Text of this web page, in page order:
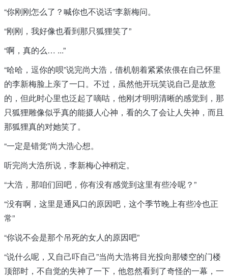
“你刚刚怎么了？喊你也不说话”李新梅问。
“刚刚，我好像也看到那只狐狸笑了”
“啊，真的么… ...”
“哈哈，逗你的呗”说完尚大浩，借机朝着紧紧依偎在自己怀里
的李新梅脸上亲了一口。不过，虽然他开玩笑说自己是故意
的，但此时心里也泛起了嘀咕，他刚才明明清晰的感觉到，那
只狐狸雕像似乎真的能摄人心神，看的久了会让人失神，而且
那狐狸真的对她笑了。
“一定是错觉”尚大浩心想。
听完尚大浩所说，李新梅心神稍定。
“大浩，那咱们回吧，你有没有感觉到这里有些冷呢？”
“没有啊，这里是通风口的原因吧，这个季节晚上有些冷也正
常”
“你说不会是那个吊死的女人的原因吧”
“说什么呢，又自己吓自己”当尚大浩将目光投向那镂空的门楼
顶部时，不自觉的失神了一下，他忽然看到了奇怪的一幕，一